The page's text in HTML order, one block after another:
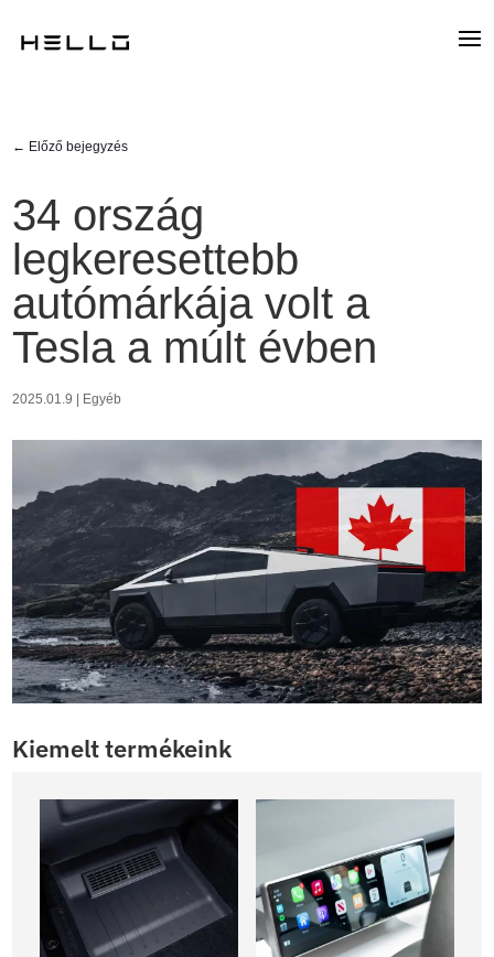
← Előző bejegyzés
34 ország
legkeresettebb
autómárkája volt a
Tesla a múlt évben
2025.01.9 Egyéb
Kiemelt termékeink